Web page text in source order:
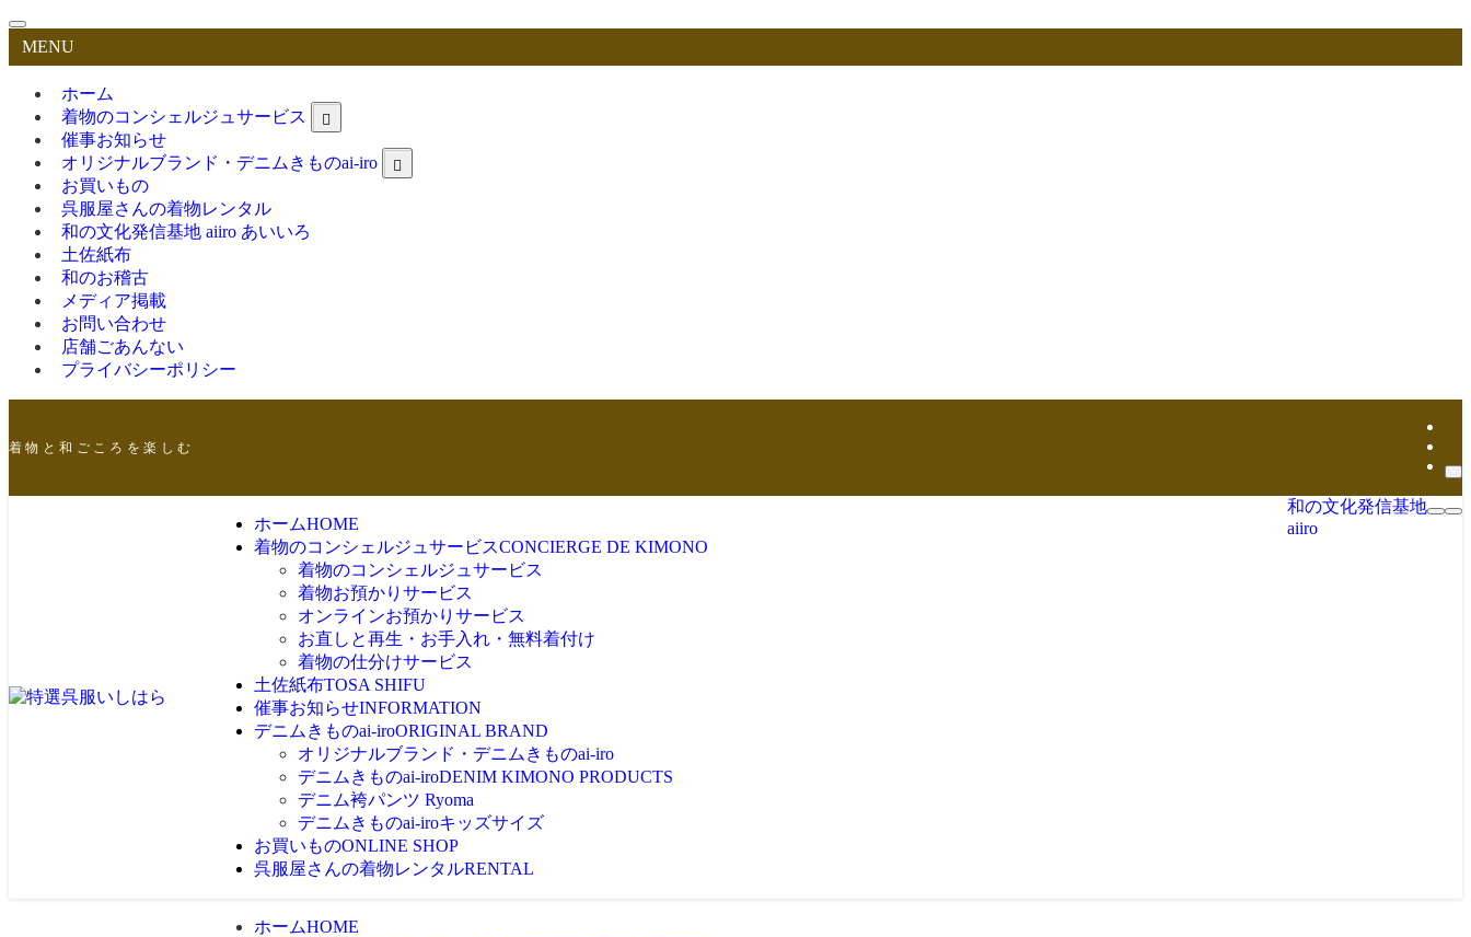
MENU
ホーム
着物のコンシェルジュサービス
催事お知らせ
オリジナルブランド・デニムきものai-iro
お買いもの
呉服屋さんの着物レンタル
和の文化発信基地 aiiro あいいろ
土佐紙布
和のお稽古
メディア掲載
お問い合わせ
店舗ごあんない
プライバシーポリシー
着 物 と 和 ご こ ろ を 楽 し む
ホームHOME
着物のコンシェルジュサービスCONCIERGE DE KIMONO
着物のコンシェルジュサービス
着物お預かりサービス
オンラインお預かりサービス
お直しと再生・お手入れ・無料着付け
着物の仕分けサービス
土佐紙布TOSA SHIFU
催事お知らせINFORMATION
デニムきものai-iroORIGINAL BRAND
オリジナルブランド・デニムきものai-iro
デニムきものai-iroDENIM KIMONO PRODUCTS
デニム袴パンツ Ryoma
デニムきものai-iroキッズサイズ
お買いものONLINE SHOP
呉服屋さんの着物レンタルRENTAL
和の文化発信基地
aiiro
ホームHOME